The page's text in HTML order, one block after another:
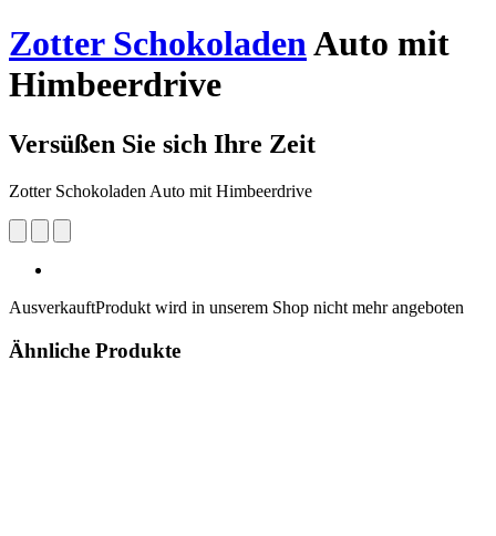
Zotter SchokoladenAuto mit
Himbeerdrive
Versüßen Sie sich Ihre Zeit
Zotter Schokoladen Auto mit Himbeerdrive
AusverkauftProdukt wird in unserem Shop nicht mehr angeboten
Ähnliche Produkte